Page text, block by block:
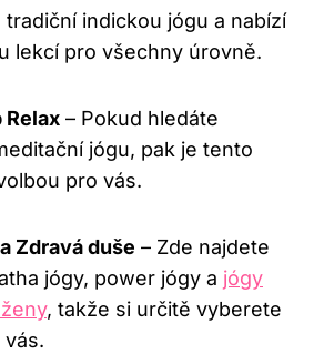
tradiční indickou jógu a nabízí
lekcí pro všechny úrovně.
– Pokud hledáte
jógu, pak je tento
pro vás.
Zdravá duše – Zde najdete
jógy, power jógy a jógy
, takže si určitě vyberete